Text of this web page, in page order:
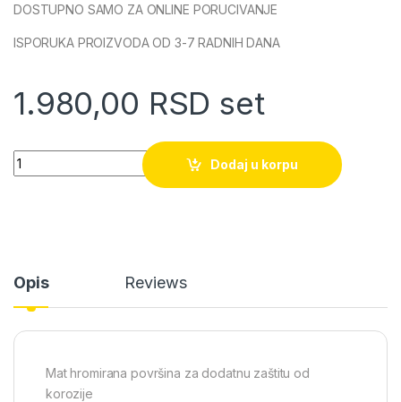
DOSTUPNO SAMO ZA ONLINE PORUCIVANJE
ISPORUKA PROIZVODA OD 3-7 RADNIH DANA
1.980,00 RSD set
Set okasto-viljuškastih ključeva DELI 6-19mm, 8kom quantity
Dodaj u korpu
Opis Reviews
Mat hromirana površina za dodatnu zaštitu od
korozije